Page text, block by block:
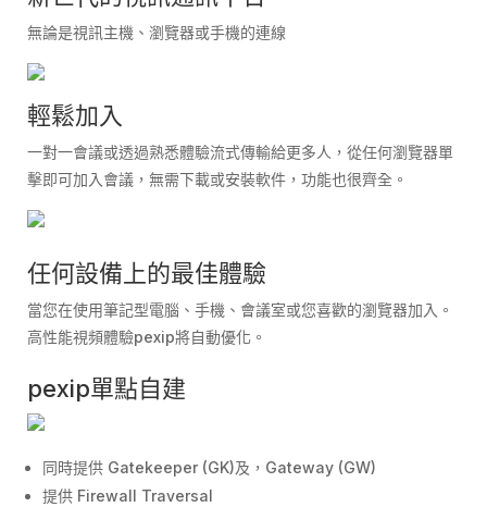
無論是視訊主機、瀏覽器或手機的連線
輕鬆加入
一對一會議或透過熟悉體驗流式傳輸給更多人，從任何瀏覽器單
擊即可加入會議，無需下載或安裝軟件，功能也很齊全。
任何設備上的最佳體驗
當您在使用筆記型電腦、手機、會議室或您喜歡的瀏覽器加入。
高性能視頻體驗pexip將自動優化。
pexip單點自建
同時提供 Gatekeeper (GK)及，Gateway (GW)
提供 Firewall Traversal